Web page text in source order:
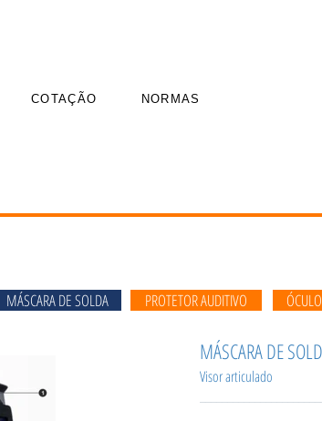
COTAÇÃO NORMAS
MÁSCARA DE SOLDA PROTETOR AUDITIVO
MÁSCARA DE
Visor articulado